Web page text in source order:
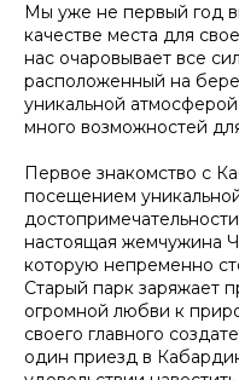
Мы уже не первый год
качестве места для
нас очаровывает все
расположенный на
уникальной
много возможностей
Первое знакомство с
посещением
настоящая жемчужина
которую непременно
Старый парк заряжает
огромной любви к
своего главного
один приезд в